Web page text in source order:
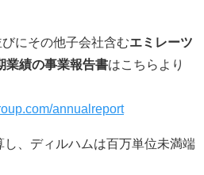
にその他子会社含むエミレーツ
業績の事業報告書はこちらより
annualreport
、ディルハムは百万単位未満端